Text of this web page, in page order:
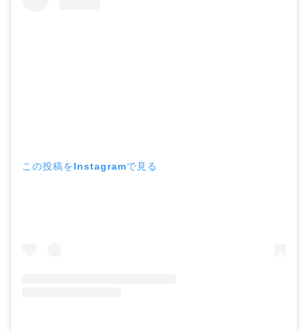
この投稿をInstagramで見る